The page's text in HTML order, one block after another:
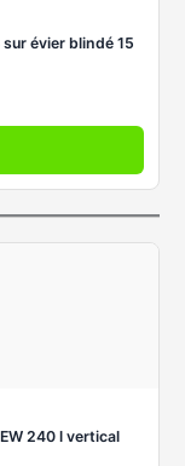
sur évier blindé 15
240 l vertical